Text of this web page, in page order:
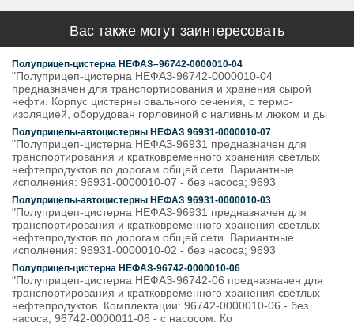
Вас также могут заинтересовать
Полуприцеп-цистерна НЕФАЗ–96742-0000010-04
"Полуприцеп-цистерна НЕФАЗ-96742-0000010-04
предназначен для транспортирования и хранения сырой
нефти. Корпус цистерны овального сечения, с термо-
изоляцией, оборудован горловиной с наливным люком и ды
Полуприцепы-автоцистерны НЕФАЗ 96931-0000010-07
"Полуприцеп-цистерна НЕФАЗ-96931 предназначен для
транспортирования и кратковременного хранения светлых
нефтепродуктов по дорогам общей сети. Вариантные
исполнения: 96931-0000010-07 - без насоса; 9693
Полуприцепы-автоцистерны НЕФАЗ 96931-0000010-03
"Полуприцеп-цистерна НЕФАЗ-96931 предназначен для
транспортирования и кратковременного хранения светлых
нефтепродуктов по дорогам общей сети. Вариантные
исполнения: 96931-0000010-02 - без насоса; 9693
Полуприцеп-цистерна НЕФАЗ-96742-0000010-06
"Полуприцеп-цистерна НЕФАЗ-96742-06 предназначен для
транспортирования и кратковременного хранения светлых
нефтепродуктов. Комплектации: 96742-0000010-06 - без
насоса; 96742-0000011-06 - с насосом. Ко